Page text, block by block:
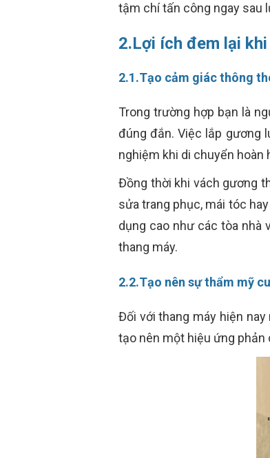
tậm chí tấn công ngay sau
2.Lợi ích đem lại
2.1.Tạo cảm giác thông
Trong trường hợp bạn là
đúng đắn. Việc lắp gương
nghiệm khi di chuyển hoàn
Đồng thời khi vách gương
sửa trang phục, mái tóc
dụng cao như các tòa nhà
thang máy.
2.2.Tạo nên sự thẩm mỹ
Đối với thang máy hiện
tạo nên một hiệu ứng phản